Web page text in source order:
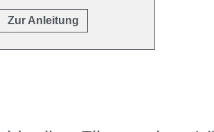
Zur Anleitung